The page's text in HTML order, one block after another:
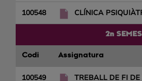
100548 CLÍNICA
2n
Codi Assignatura
100549 TREBALL DE FI DE